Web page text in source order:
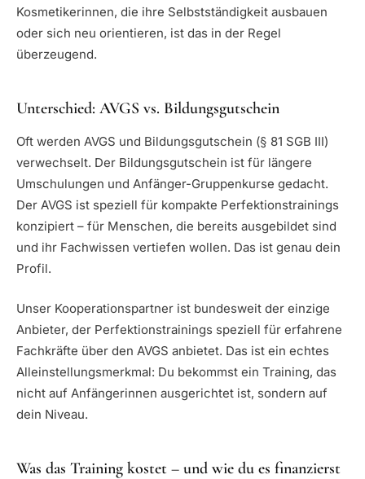
Kosmetikerinnen, die ihre Selbstständigkeit ausbauen
oder sich neu orientieren, ist das in der Regel
überzeugend.
Unterschied: AVGS vs. Bildungsgutschein
Oft werden AVGS und Bildungsgutschein (§ 81 SGB III)
verwechselt. Der Bildungsgutschein ist für längere
Umschulungen und Anfänger-Gruppenkurse gedacht.
Der AVGS ist speziell für kompakte Perfektionstrainings
konzipiert – für Menschen, die bereits ausgebildet sind
und ihr Fachwissen vertiefen wollen. Das ist genau dein
Profil.
Unser Kooperationspartner ist bundesweit der einzige
Anbieter, der Perfektionstrainings speziell für erfahrene
Fachkräfte über den AVGS anbietet. Das ist ein echtes
Alleinstellungsmerkmal: Du bekommst ein Training, das
nicht auf Anfängerinnen ausgerichtet ist, sondern auf
dein Niveau.
Was das Training kostet – und wie du es finanzierst